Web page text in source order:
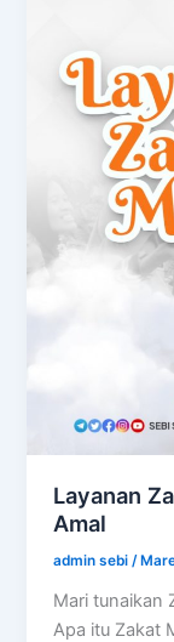
Layanan
Amal
admin sebi/
Mari tunaikan
Apa itu Zakat